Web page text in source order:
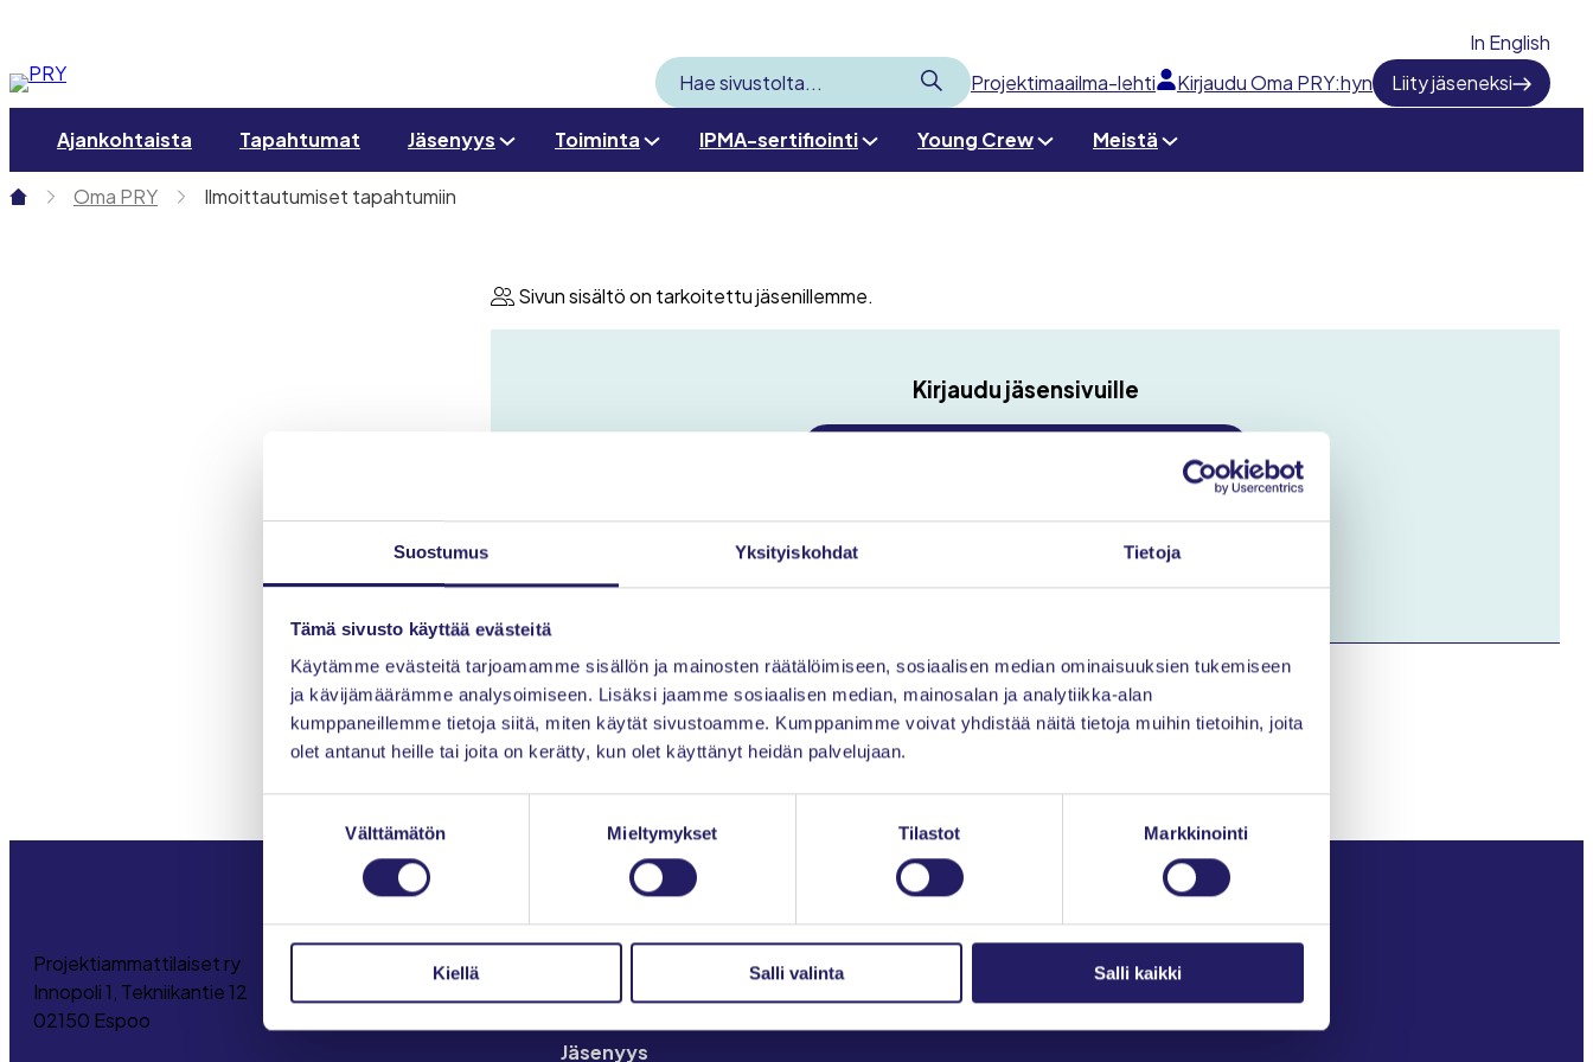
Suostumus Yksityiskohdat Tietoja
Tämä sivusto käyttää evästeitä
Käytämme evästeitä tarjoamamme sisällön ja mainosten räätälöimiseen, sosiaalisen median ominaisuuksien tukemiseen
ja kävijämäärämme analysoimiseen. Lisäksi jaamme sosiaalisen median, mainosalan ja analytiikka-alan
kumppaneillemme tietoja siitä, miten käytät sivustoamme. Kumppanimme voivat yhdistää näitä tietoja muihin tietoihin, joita
olet antanut heille tai joita on kerätty, kun olet käyttänyt heidän palvelujaan.
Välttämätön Mieltymykset Tilastot Markkinointi
Kiellä Salli valinta Salli kaikki
In English
Hae
LähetäProjektimaailma-lehti Kirjaudu Oma PRY:hyn Liity jäseneksi
Ajankohtaista Tapahtumat Jäsenyys Toiminta IPMA-sertifiointi Young Crew Meistä
Oma PRY Ilmoittautumiset tapahtumiin
Sivun sisältö on tarkoitettu jäsenillemme.
Kirjaudu jäsensivuille
Kirjaudu tekstiviestillä
Etkö ole vielä jäsen?Liity jäseneksi.
Oliko sivun sisällöstä hyötyä?
Kyllä
Osittain
Ei
Projektiammattilaiset ry
Innopoli 1, Tekniikantie 12
02150 Espoo
Tapahtumat
Jäsenyys
Liity jäseneksi